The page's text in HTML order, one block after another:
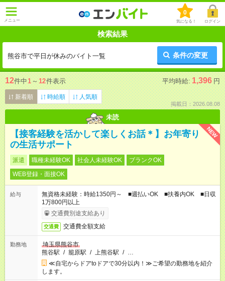
メニュー
0
気になる！ ログイン
検索結果
熊谷市で平日が休みのバイト一覧 条件の変更
12件中1 ～ 12件表示 平均時給: 1,396 円
新着順 時給順 人気順
掲載日：2026.08.08
未読
NEW
【接客経験を活かして楽しくお話＊】お年寄り
の生活サポート
派遣 職種未経験OK 社会人未経験OK
ブランクOK
WEB登録・面接OK
給与
無資格未経験：時給1350円～ ■週払いOK ■扶養内OK ■日収
1万800円以上
交通費別途支給あり
交通費 交通費全額支給
勤務地
埼玉県熊谷市
熊谷駅 / 籠原駅 / 上熊谷駅 / …
≪自宅からドアtoドアで30分以内！≫ご希望の勤務地を紹介
します。